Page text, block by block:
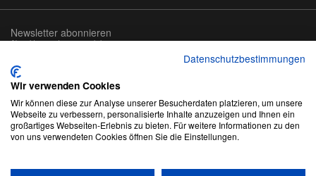
Newsletter abonnieren
Abmeldung jederzeit möglich
Adresse
abonnieren
Datenschutzbestimmungen
Wir verwenden Cookies
Wir können diese zur Analyse unserer Besucherdaten platzieren, um unsere
Webseite zu verbessern, personalisierte Inhalte anzuzeigen und Ihnen ein
großartiges Webseiten-Erlebnis zu bieten. Für weitere Informationen zu den
von uns verwendeten Cookies öffnen Sie die Einstellungen.